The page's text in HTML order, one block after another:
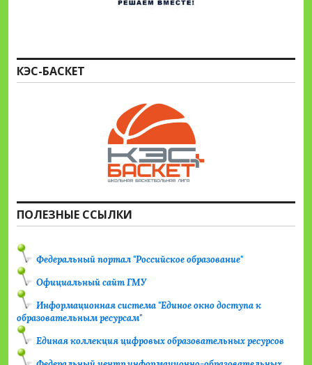
КЭС-БАСКЕТ
ПОЛЕЗНЫЕ ССЫЛКИ
Федеральный портал "Российское образование"
Официальный сайт ГМУ
Информационная система "Единое окно доступа к
образовательным ресурсам"
Единая коллекция цифровых образовательных ресурсов